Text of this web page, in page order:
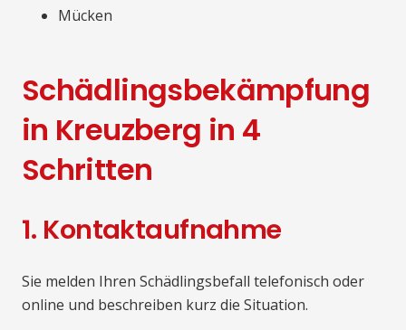
Mücken
Schädlingsbekämpfung
in Kreuzberg in 4
Schritten
1. Kontaktaufnahme
Sie melden Ihren Schädlingsbefall telefonisch oder
online und beschreiben kurz die Situation.